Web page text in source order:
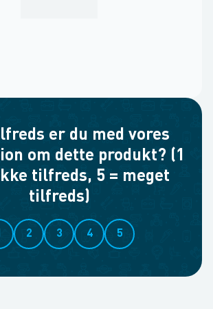
er du med vores
om dette produkt? (1
tilfreds, 5 = meget
tilfreds)
2 3 4 5